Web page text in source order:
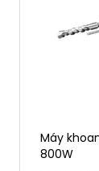
Máy
800W